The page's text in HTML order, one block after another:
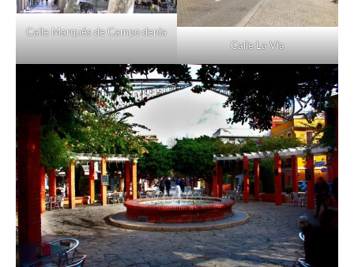
Calle Marqués de Campo denia
Calle La Vía